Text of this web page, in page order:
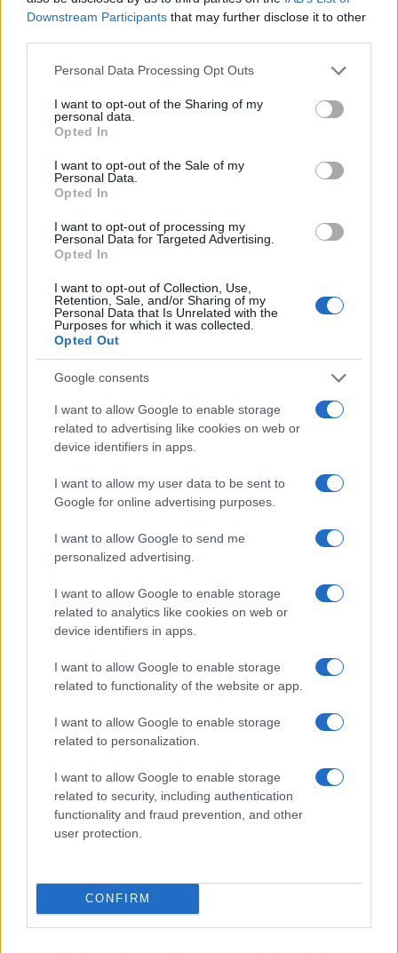
Downstream Participants that may further disclose it to other
Please note that this website/app uses one or more Google
not limited to your visit or usage behaviour. You may click to
grant or deny consent to Google and its third-party tags to
use your data for below specified purposes in below Google
consent section.
Personal Data Processing Opt Outs
I want to opt-out of the Sharing of my
personal data.
Opted In
I want to opt-out of the Sale of my
Personal Data.
Opted In
I want to opt-out of processing my
Personal Data for Targeted Advertising.
Opted In
I want to opt-out of Collection, Use,
Retention, Sale, and/or Sharing of my
Personal Data that Is Unrelated with the
Purposes for which it was collected.
Opted Out
Google consents
I want to allow Google to enable storage
related to advertising like cookies on web or
device identifiers in apps.
I want to allow my user data to be sent to
Google for online advertising purposes.
I want to allow Google to send me
personalized advertising.
I want to allow Google to enable storage
related to analytics like cookies on web or
device identifiers in apps.
I want to allow Google to enable storage
related to functionality of the website or app.
I want to allow Google to enable storage
related to personalization.
I want to allow Google to enable storage
related to security, including authentication
functionality and fraud prevention, and other
user protection.
CONFIRM
Continuez la lecture
INVESTISSEMENTS
Méthode simple d’allocation multi-actifs pour débutants
INVESTISSEMENTS